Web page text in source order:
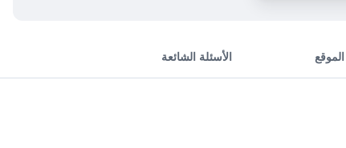
الموقع الأسئلة الشائعة